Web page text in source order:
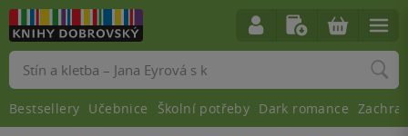
Vyhledávání
Bestsellery Učebnice Školní potřeby Dark romance